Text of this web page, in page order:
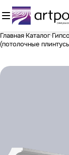
Главная Каталог
(потолочные